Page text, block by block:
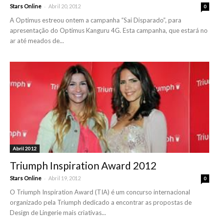
Stars Online - Abril 20, 2012 0
A Optimus estreou ontem a campanha “Sai Disparado”, para
apresentação do Optimus Kanguru 4G. Esta campanha, que estará no
ar até meados de...
Abril 2012
Triumph Inspiration Award 2012
Stars Online - Abril 19, 2012 0
O Triumph Inspiration Award (TIA) é um concurso internacional
organizado pela Triumph dedicado a encontrar as propostas de
Design de Lingerie mais criativas...